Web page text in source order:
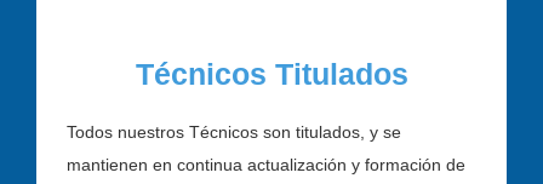
Técnicos Titulados
Todos nuestros Técnicos son titulados, y se
mantienen en continua actualización y formación de